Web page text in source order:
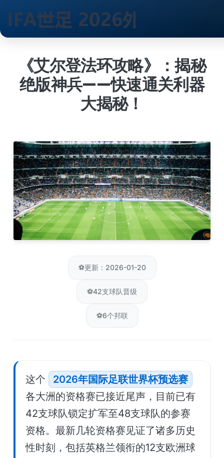
《艾尔登法环攻略》：揭秘
绝版神兵——快速通关利器
大揭秘！
⚽更新：2026-01-20
⚽42支球队晋级
⚽6个邦联
这个
2026年国际足联世界杯预选赛
各大洲的资格赛已接近尾声，目前已有
42支球队锁定扩军至48支球队的参赛
资格。最新几轮资格赛见证了诸多历史
性时刻，包括英格兰领衔的12支欧洲球